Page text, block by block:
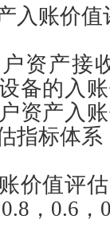
入账价
资产接
备的入
资产入
指标体系
价值评
0.8 ， 0.6 ，